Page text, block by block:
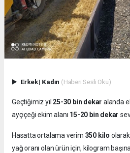
Erkek| Kadın (Haberi Sesli Oku)
Geçtiğimiz yıl 25-30 bin dekar alanda
ayçiçeği ekim alanı 15-20 bin dekar
Hasatta ortalama verim 350 kilo
yağ oranı olan ürün için, kilogram